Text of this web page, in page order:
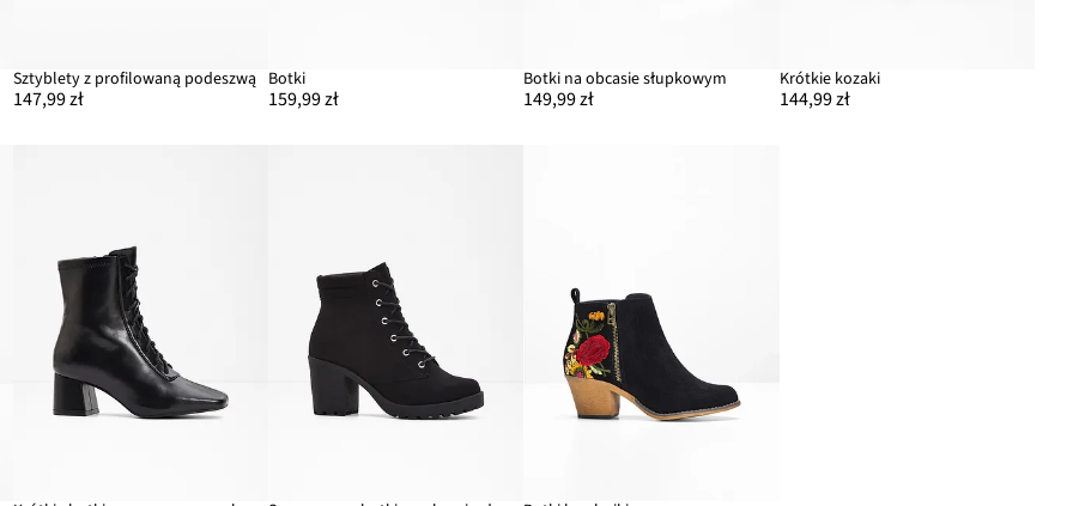
Sztyblety z profilowaną podeszwą
147,99 zł
Botki
159,99 zł
Botki na obcasie słupkowym
149,99 zł
Krótkie kozaki
144,99 zł